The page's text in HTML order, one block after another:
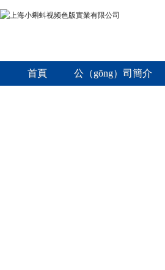
首頁 公（gōng）司簡介